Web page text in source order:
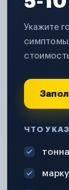
Укажите
ЧТО